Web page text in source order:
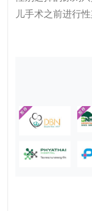
儿手术之前进行性